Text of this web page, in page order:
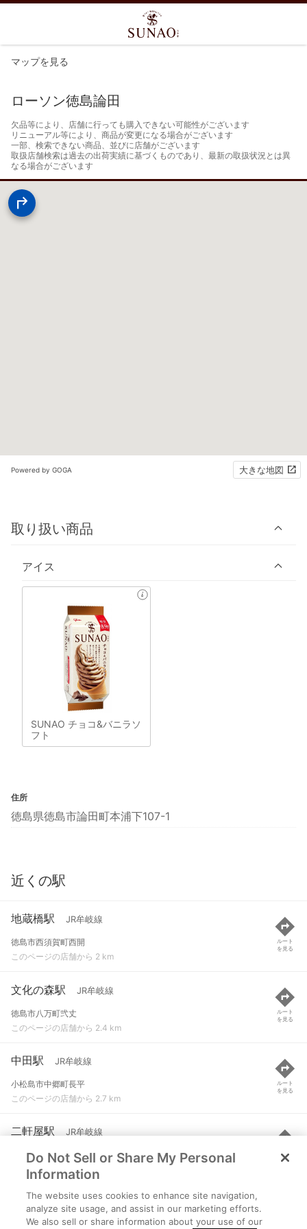
マップを見る
ローソン徳島論田
欠品等により、店舗に行っても購入できない可能性がございます
リニューアル等により、商品が変更になる場合がございます
一部、検索できない商品、並びに店舗がございます
取扱店舗検索は過去の出荷実績に基づくものであり、最新の取扱状況とは異
なる場合がございます
Powered by GOGA 大きな地図
取り扱い商品
アイス
SUNAO チョコ&バニラソ
フト
住所
徳島県徳島市論田町本浦下107-1
近くの駅
地蔵橋駅 JR牟岐線
徳島市西須賀町西開
このページの店舗から 2 km
ルート
を見る
文化の森駅 JR牟岐線
徳島市八万町弐丈
このページの店舗から 2.4 km
ルート
を見る
中田駅 JR牟岐線
小松島市中郷町長平
このページの店舗から 2.7 km
ルート
を見る
二軒屋駅 JR牟岐線
徳島市南二軒屋町
このページの店舗から 2.9 km
ルート
を見る
阿波富田駅
徳島市かちどき橋１丁目
Do Not Sell or Share My Personal
Information
The website uses cookies to enhance site navigation,
analyze site usage, and assist in our marketing efforts.
We also sell or share information about your use of our